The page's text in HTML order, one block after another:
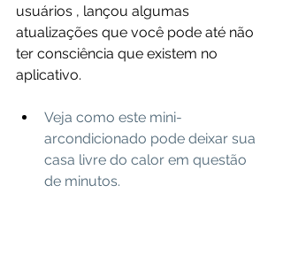
usuários , lançou algumas
atualizações que você pode até não
ter consciência que existem no
aplicativo.
Veja como este mini-
arcondicionado pode deixar sua
casa livre do calor em questão
de minutos.